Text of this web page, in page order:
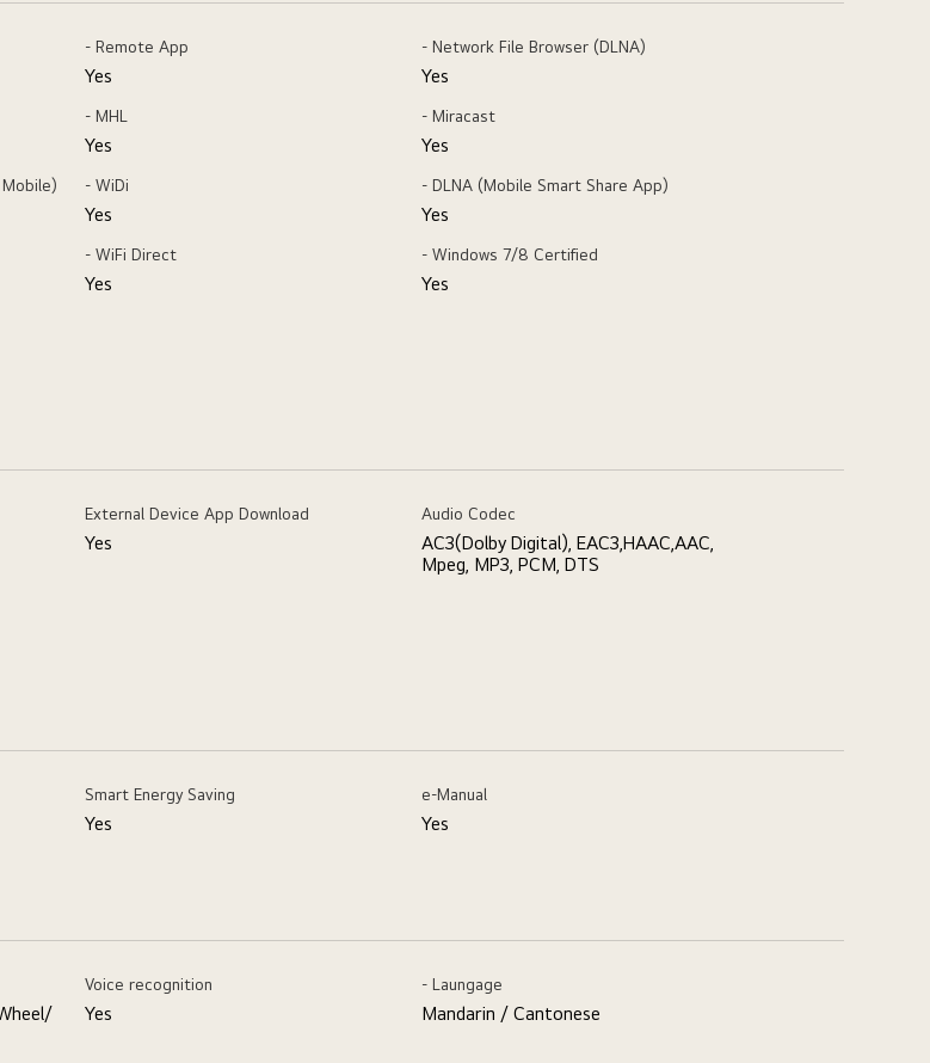
- Remote App
Yes
- Network File Browser (DLNA)
Yes
- MHL
Yes
- Miracast
Yes
- WiDi
Yes
- DLNA (Mobile Smart Share App)
Yes
- WiFi Direct
Yes
- Windows 7/8 Certified
Yes
External Device App Download
Yes
Audio Codec
AC3(Dolby Digital), EAC3,HAAC,AAC,
Mpeg, MP3, PCM, DTS
Smart Energy Saving
Yes
e-Manual
Yes
Voice recognition
Yes
- Laungage
Mandarin / Cantonese